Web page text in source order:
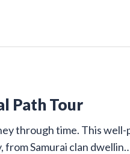
Path Tour
through time. This
from Samurai clan